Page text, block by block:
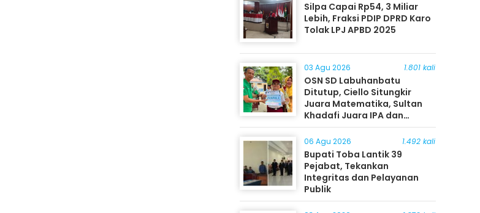
Silpa Capai Rp54, 3 Miliar
Lebih, Fraksi PDIP DPRD Karo
Tolak LPJ APBD 2025
03 Agu 2026 1.801 kali
OSN SD Labuhanbatu
Ditutup, Ciello Situngkir
Juara Matematika, Sultan
Khadafi Juara IPA dan
Timothy Rangkuti Juara IPS
06 Agu 2026 1.492 kali
Bupati Toba Lantik 39
Pejabat, Tekankan
Integritas dan Pelayanan
Publik